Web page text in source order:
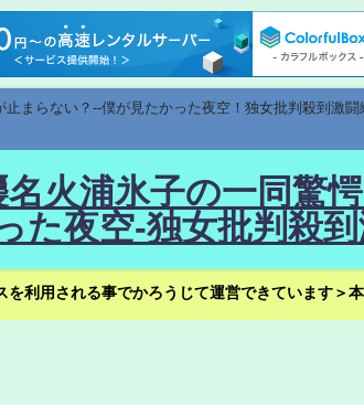
まらない？--僕が見たかった夜空！独女批判殺到激
火浦氷子の一同驚
た夜空-独女批判殺
利用される事でかろうじて運営できています＞